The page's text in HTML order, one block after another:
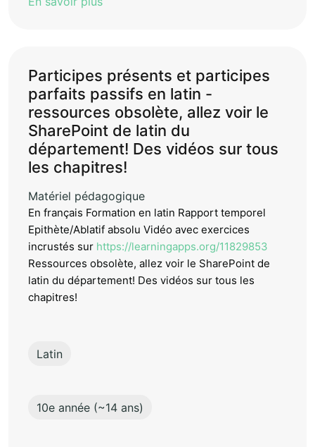
Participes présents et participes
parfaits passifs en latin -
ressources obsolète, allez voir le
SharePoint de latin du
département! Des vidéos sur tous
les chapitres!
Matériel pédagogique
En français Formation en latin Rapport temporel
Epithète/Ablatif absolu Vidéo avec exercices
incrustés sur https://learningapps.org/11829853
Ressources obsolète, allez voir le SharePoint de
latin du département! Des vidéos sur tous les
chapitres!
Latin
10e année (~14 ans)